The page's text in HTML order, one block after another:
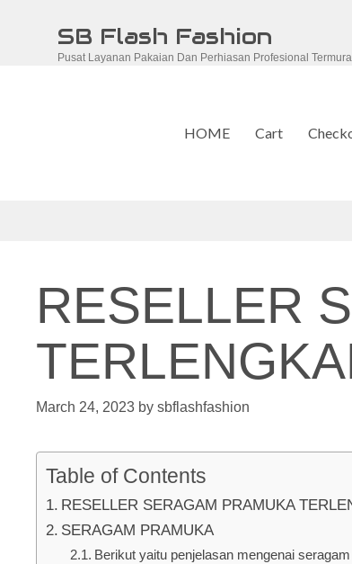
SB Flash Fashion
Pusat Layanan Pakaian Dan Perhiasan Profesional
HOME Cart
RESELLER
March 24, 2023 by sbflashfashion
Table of Contents
RESELLER SERAGAM PRAMUKA
SERAGAM PRAMUKA
Berikut yaitu penjelasan mengenai